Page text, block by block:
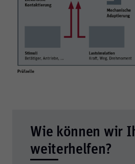
Wie können wir
weiterhelfen?